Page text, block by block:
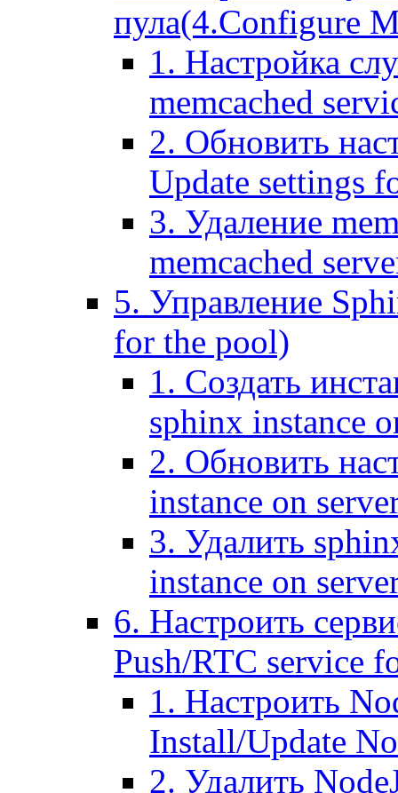
пула(4.Configure
1. Настройка
memcached
2. Обновить
Update settings
3. Удаление
memcached
5. Управление
for the pool)
1. Создать
sphinx instance
2. Обновить
instance on
3. Удалить
instance on
6. Настроить
Push/RTC service
1. Настроить
Install/Update
2. Удалить